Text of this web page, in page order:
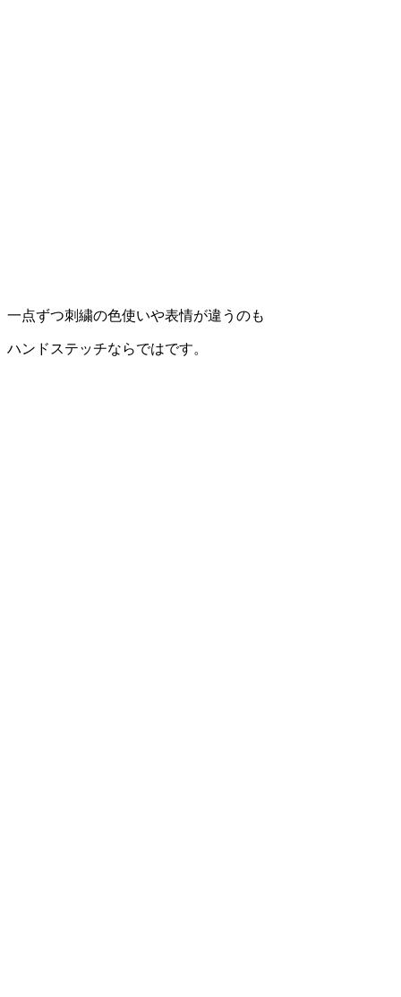
一点ずつ刺繍の色使いや表情が違うのも
ハンドステッチならではです。